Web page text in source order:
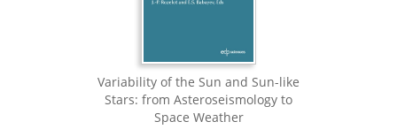
Variability of the Sun and Sun-like
Stars: from Asteroseismology to
Space Weather